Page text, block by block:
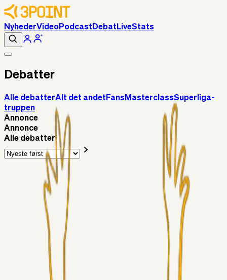
NyhederVideoPodcast Debat LiveStats
Debatter
Alle debatterAlt det andet FansMasterclassSuperliga-
truppen
Annonce
Annonce
Alle debatter
Chrisdinho88 15 timer siden
Horsens - Brøndby billet
Alt det andet
Chrisdinho88
05. aug. 2026
Bange anelser
GulBlaaPuls
Kommer Jobbe hjem?